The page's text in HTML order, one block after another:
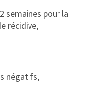
semaines pour la
récidive,
négatifs,